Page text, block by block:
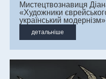
Мистецтвознавиця
«Художники
український модернізм»
детальніше